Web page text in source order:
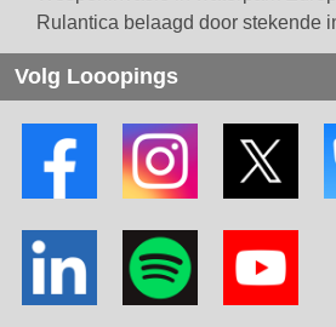
Rulantica belaagd door stekende
Volg Looopings